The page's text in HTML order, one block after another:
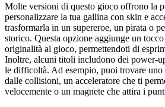
Molte versioni di questo gioco offrono la
personalizzare la tua gallina con skin e
trasformarla in un supereroe, un pirata o
storico. Questa opzione aggiunge un
originalità al gioco, permettendoti di
Inoltre, alcuni titoli includono dei power-
le difficoltà. Ad esempio, puoi trovare uno
dalle collisioni, un acceleratore che ti
velocemente o un magnete che attira i